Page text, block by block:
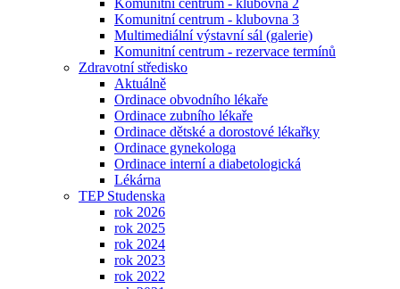
Komunitní centrum - klubovna 2
Komunitní centrum - klubovna 3
Multimediální výstavní sál (galerie)
Komunitní centrum - rezervace termínů
Zdravotní středisko
Aktuálně
Ordinace obvodního lékaře
Ordinace zubního lékaře
Ordinace dětské a dorostové lékařky
Ordinace gynekologa
Ordinace interní a diabetologická
Lékárna
TEP Studenska
rok 2026
rok 2025
rok 2024
rok 2023
rok 2022